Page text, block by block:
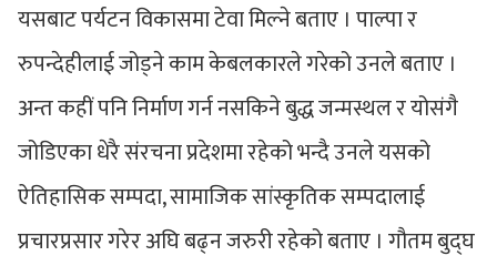
यसबाट पर्यटन विकासमा टेवा मिल्ने बताए । पाल्पा र
रुपन्देहीलाई जोड्ने काम केबलकारले गरेको उनले बताए ।
अन्त कहीं पनि निर्माण गर्न नसकिने बुद्ध जन्मस्थल र योसंगै
जोडिएका धेरै संरचना प्रदेशमा रहेको भन्दै उनले यसको
ऐतिहासिक सम्पदा, सामाजिक सांस्कृतिक सम्पदालाई
प्रचारप्रसार गरेर अघि बढ्न जरुरी रहेको बताए । गौतम बुद्घ